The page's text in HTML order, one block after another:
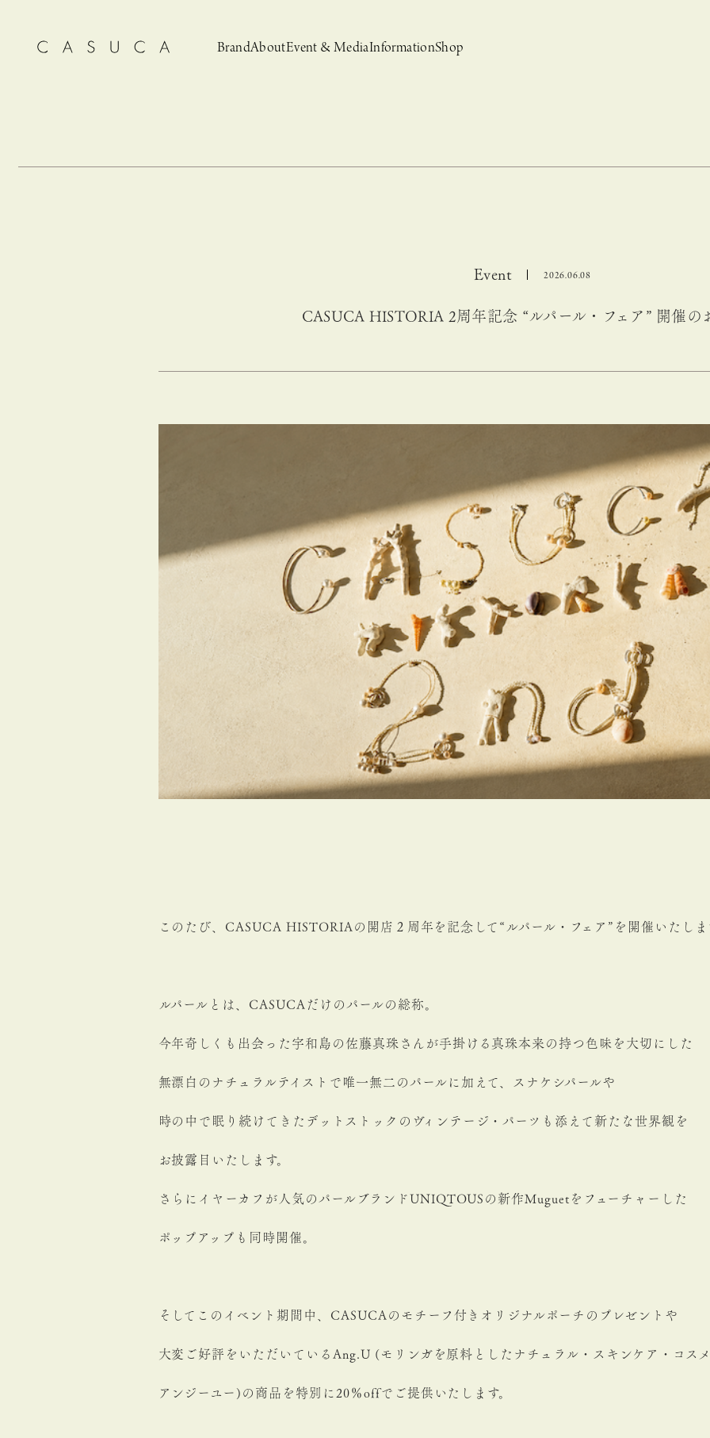
Brand
CASUCA だけの
CASUCAと持田香織の
AboutEvent & Media
CASUCA -Summer Campaign-
CASUCA HISTORIA 2nd anniversary jewelry
InformationShop
Event 2026.06.08
CASUCA HISTORIA 2周年記念 “ルパール・フェア” 開催の
このたび、CASUCA HISTORIAの開店２周年を記念して“ルパール・フェア”を開催いたしま
ルパールとは、CASUCAだけのパールの総称。
今年奇しくも出会った宇和島の佐藤真珠さんが手掛ける真珠本来の持つ色味を大切にした
無漂白のナチュラルテイストで唯一無二のパールに加えて、スナケシパールや
時の中で眠り続けてきたデットストックのヴィンテージ・パーツも添えて新たな世界観を
お披露目いたします。
さらにイヤーカフが人気のパールブランドUNIQTOUSの新作Muguetをフューチャーした
ポップアップも同時開催。
そしてこのイベント期間中、CASUCAのモチーフ付きオリジナルポーチのプレゼントや
大変ご好評をいただいているAng.U (モリンガを原料としたナチュラル・スキンケア・コス
アンジーユー)の商品を特別に20％offでご提供いたします。